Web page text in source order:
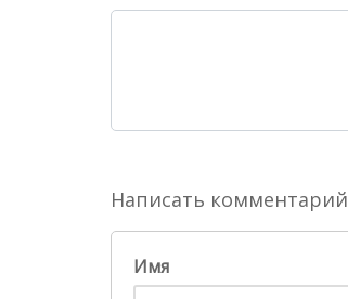
Написать комментарий
Имя